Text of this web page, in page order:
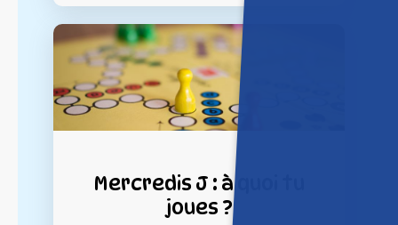
Mercredis J : à quoi tu
joues ?